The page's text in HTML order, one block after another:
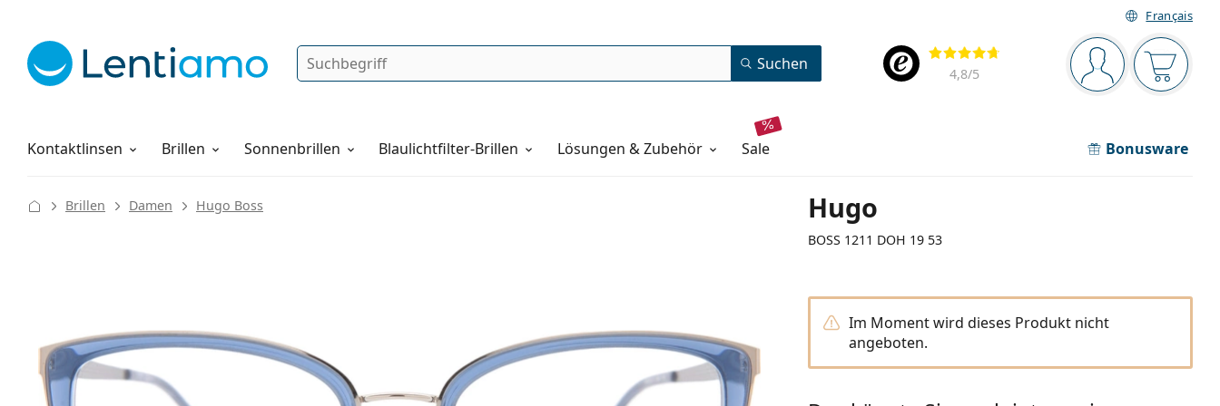
Français
Navigationsleiste
Sie sind Der
Bewertung
4,8/5
Suche Suchen
Kontaktlinsen
Pflegemittel Brillen Sonnenbrillen Blaulichtfilter-Brillen Lösungen & Zubehör sale Bonusware
Alles über den Einkauf
Hugo
BOSS 1211 DOH 19 53
Brillen Damen Hugo Boss
Im Moment wird dieses Produkt nicht
angeboten.